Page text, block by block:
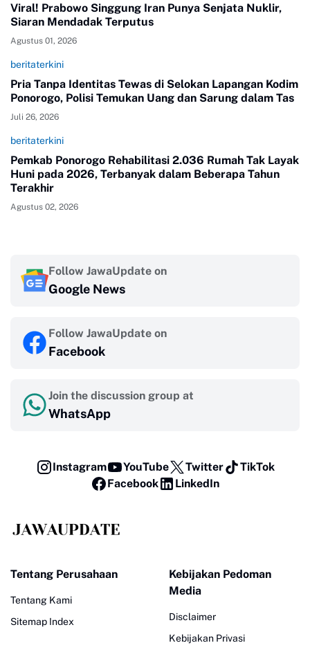
Viral! Prabowo Singgung Iran Punya Senjata Nuklir,
Siaran Mendadak Terputus
Agustus 01, 2026
beritaterkini
Pria Tanpa Identitas Tewas di Selokan Lapangan Kodim
Ponorogo, Polisi Temukan Uang dan Sarung dalam Tas
Juli 26, 2026
beritaterkini
Pemkab Ponorogo Rehabilitasi 2.036 Rumah Tak Layak
Huni pada 2026, Terbanyak dalam Beberapa Tahun
Terakhir
Agustus 02, 2026
Follow JawaUpdate on
Google News
Follow JawaUpdate on
Facebook
Join the discussion group at
WhatsApp
Instagram YouTube Twitter
TikTok
Facebook
LinkedIn
Tentang Perusahaan
Tentang Kami
Sitemap Index
Kebijakan Pedoman
Media
Disclaimer
Kebijakan Privasi